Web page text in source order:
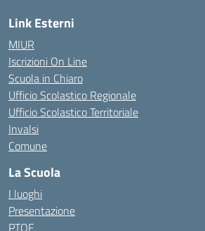
Link Esterni
MIUR
Iscrizioni On Line
Scuola in Chiaro
Ufficio Scolastico Regionale
Ufficio Scolastico Territoriale
Invalsi
Comune
La Scuola
I luoghi
Presentazione
PTOF